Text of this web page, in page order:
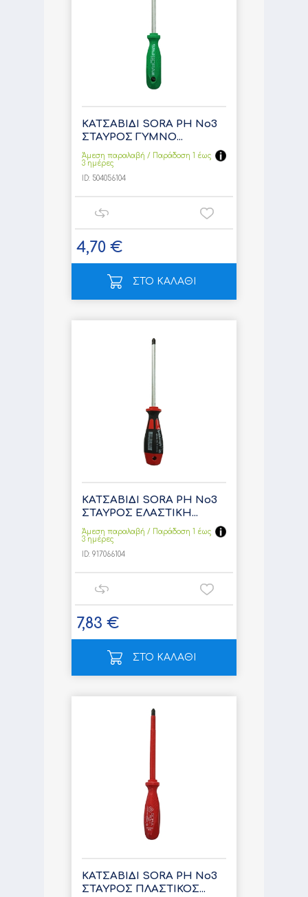
ΚΑΤΣΑΒΙΔΙ SORA PH No3
ΣΤΑΥΡΟΣ ΓΥΜΝΟ...
Άμεση παραλαβή / Παράδoση 1 έως
3 ημέρες
ID: 504056104
4,70 €
ΣΤΟ ΚΑΛΑΘΙ
ΚΑΤΣΑΒΙΔΙ SORA PH No3
ΣΤΑΥΡΟΣ ΕΛΑΣΤΙΚΗ...
Άμεση παραλαβή / Παράδoση 1 έως
3 ημέρες
ID: 917066104
7,83 €
ΣΤΟ ΚΑΛΑΘΙ
ΚΑΤΣΑΒΙΔΙ SORA PH No3
ΣΤΑΥΡΟΣ ΠΛΑΣΤΙΚΟΣ...